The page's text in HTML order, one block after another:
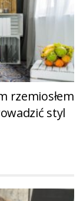
rzemiosłem
styl